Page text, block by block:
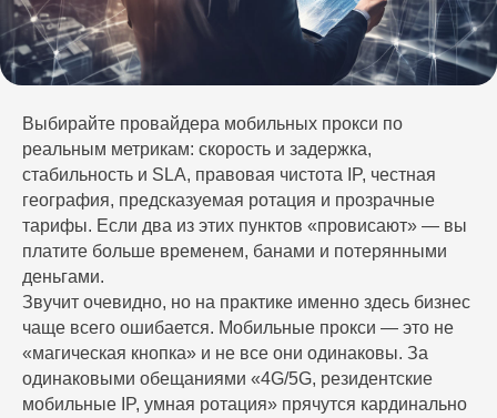
Выбирайте провайдера мобильных прокси по
реальным метрикам: скорость и задержка,
стабильность и SLA, правовая чистота IP, честная
география, предсказуемая ротация и прозрачные
тарифы. Если два из этих пунктов «провисают» — вы
платите больше временем, банами и потерянными
деньгами.
Звучит очевидно, но на практике именно здесь бизнес
чаще всего ошибается. Мобильные прокси — это не
«магическая кнопка» и не все они одинаковы. За
одинаковыми обещаниями «4G/5G, резидентские
мобильные IP, умная ротация» прячутся кардинально